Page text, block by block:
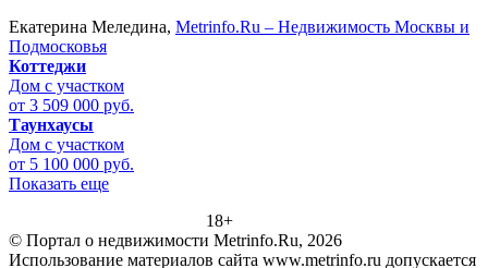
Екатерина Меледина, Metrinfo.Ru – Недвижимость Москвы и
Подмосковья
Коттеджи
Дом с участком
от 3 509 000 руб.
Таунхаусы
Дом с участком
от 5 100 000 руб.
Показать еще
18+
© Портал о недвижимости Metrinfo.Ru, 2026
Использование материалов сайта www.metrinfo.ru допускается